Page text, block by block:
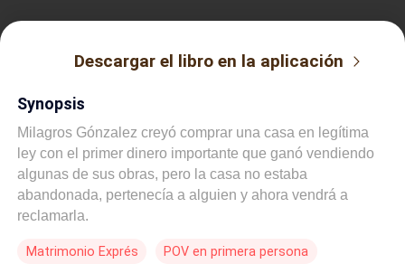
Descargar el libro en la aplicación
Synopsis
Milagros Gónzalez creyó comprar una casa en legítima
ley con el primer dinero importante que ganó vendiendo
algunas de sus obras, pero la casa no estaba
abandonada, pertenecía a alguien y ahora vendrá a
reclamarla.
Matrimonio Exprés POV en primera persona